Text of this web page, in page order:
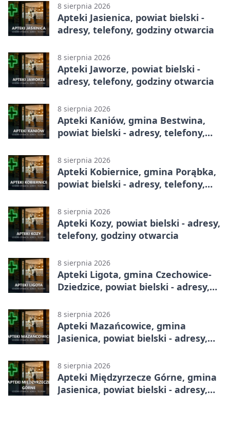
8 sierpnia 2026
Apteki Jasienica, powiat bielski -
adresy, telefony, godziny otwarcia
8 sierpnia 2026
Apteki Jaworze, powiat bielski -
adresy, telefony, godziny otwarcia
8 sierpnia 2026
Apteki Kaniów, gmina Bestwina,
powiat bielski - adresy, telefony,
8 sierpnia 2026
Apteki Kobiernice, gmina Porąbka,
powiat bielski - adresy, telefony,
8 sierpnia 2026
Apteki Kozy, powiat bielski - adresy,
telefony, godziny otwarcia
8 sierpnia 2026
Apteki Ligota, gmina Czechowice-
Dziedzice, powiat bielski - adresy,
8 sierpnia 2026
Apteki Mazańcowice, gmina
Jasienica, powiat bielski - adresy,
8 sierpnia 2026
Apteki Międzyrzecze Górne, gmina
Jasienica, powiat bielski - adresy,